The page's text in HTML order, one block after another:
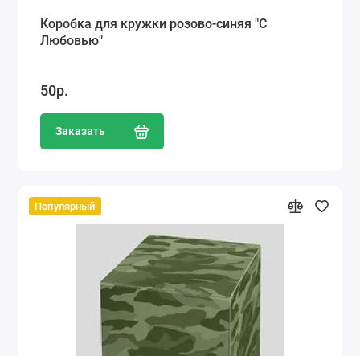
Коробка для кружки розово-синяя "С
Любовью"
50р.
Заказать
Популярный